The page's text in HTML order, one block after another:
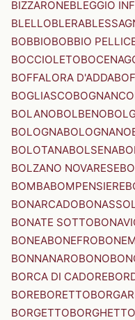
BIZZARONEBLEGGIO
BLELLOBLERA
BOBBIOBOBBIO
BOCCIOLETO
BOFFALORA D'ADDA
BOGLIASCOBOGNANCO
BOLANOBOLBENO
BOLOGNABOLOGNANO
BOLOTANABOLSENA
BOLZANO NOVARESE
BOMBABOMPENSIERE
BONARCADO
BONATE SOTTO
BONEABONEFRO
BONNANAROBONO
BORCA DI CADORE
BOREBORETTO
BORGETTO